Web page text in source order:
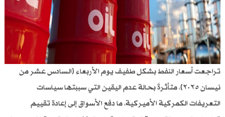
تراجعت أسعار النفط بشكل طفيف يوم الأربعاء (السادس عشر من
نيسان ٢٠٢٥)، متأثرةً بحالة عدم اليقين التي سببتها سياسات
التعريفات الكمركية الأميركية، ما دفع الأسواق إلى إعادة تقييم